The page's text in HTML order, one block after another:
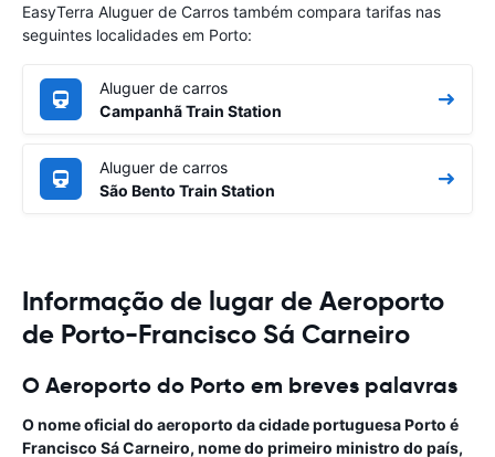
EasyTerra Aluguer de Carros também compara tarifas nas
seguintes localidades em Porto:
Aluguer de carros
Campanhã Train Station
Aluguer de carros
São Bento Train Station
Informação de lugar de Aeroporto
de Porto-Francisco Sá Carneiro
O Aeroporto do Porto em breves palavras
O nome oficial do aeroporto da cidade portuguesa Porto é
Francisco Sá Carneiro, nome do primeiro ministro do país,